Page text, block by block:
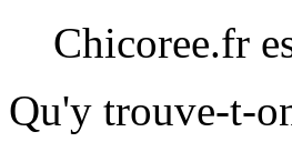
Chicoree.fr
Qu'y trouve-t-